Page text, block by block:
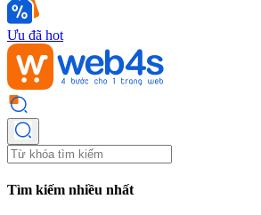
Ưu đã hot
Tìm kiếm nhiều nhất